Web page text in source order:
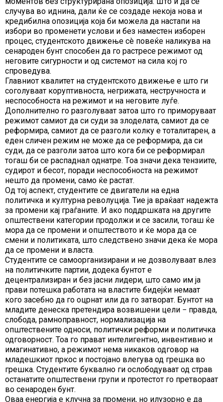
случува во иднина, дали ќе се создаде некоја нова и
кредибилна опозиција која би можела да настапи на
избори во променети услови и без наместен изборен
процес, студентското движење сè повеќе наликува на
сенароден бунт способен да го растресе режимот од
неговите сигурности и од системот на сила кој го
спроведува.
Главниот квалитет на студентското движење е што ги
соголуваат коруптивноста, негрижата, нестручноста и
неспособноста на режимот и на неговите луѓе.
Дополнително го разголуваат затоа што го приморуваат
режимот самиот да си суди за злоделата, самиот да се
реформира, самиот да се разголи колку е тоталитарен, а
еден сличен режим не може да се реформира, да си
суди, да се разголи затоа што кога би се реформирал
тогаш би се распаднал однатре. Тoa значи дека тензиите,
судирот и бесот, поради неспособноста на режимот
нешто да промени, само ќе растат.
Од тој аспект, студентите се двигатели на една
политичка и културна револуција. Тие ја враќаат надежта
за промени кај граѓаните. И ако поддршката на другите
општествени категории продолжи и се засили, тогаш ќе
мора да се промени и општеството и ќе мора да се
смени и политиката, што следствено значи дека ќе мора
да се промени и власта.
Студентите се самоорганизирани и не дозволуваат влез
на политичките партии, додека бунтот е
децентрализиран и без јасни лидери, што само им ја
прави потешка работата на властите бидејќи немаат
кого засебно да го оцрнат или да го затворат. Бунтот на
младите денеска претендира возвишени цели − правда,
слобода, рамноправност, нормализација на
општествените односи, политички реформи и политичка
одговорност. Тоа го прават интелигентно, инвентивно и
имагинативно, а режимот нема никаков одговор на
младешкиот пркос и постојано влегува од грешка во
грешка. Студентите буквално ги ослободуваат од страв
останатите општествени групи и протестот го претвораат
во сенароден бунт.
Оваа енергија е клучна за промени, но илузорно е да